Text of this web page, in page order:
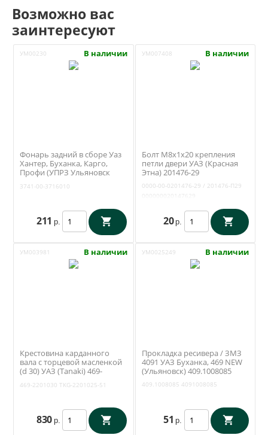
Возможно вас
заинтересуют
УМ00230 В наличии
Фонарь задний в сборе Уаз
Хантер, Буханка, Карго,
Профи (УПРЗ Ульяновск
3741-00-3716010
211 р.
УМ007408 В наличии
Болт М8х1х20 крепления
петли двери УАЗ (Красная
Этна) 201476-29
0000-00-0201476-29 / 201476-П29
000000020147629
20 р.
УМ003981 В наличии
Крестовина карданного
вала с торцевой масленкой
(d 30) УАЗ (Tanaki) 469-
469-2201030 TKG-2201025-51
830 р.
УМ0025249 В наличии
Прокладка ресивера / ЗМЗ
4091 УАЗ Буханка, 469 NEW
(Ульяновск) 409.1008085
409.1008085 4091008085
51 р.